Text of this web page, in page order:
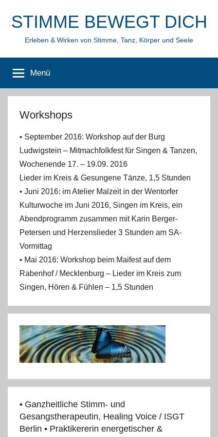
InhaltSTIMME BEWEGT DICH
Erleben & Wirken von Stimme, Tanz, Körper und Seele
Menü
Workshops
• September 2016: Workshop auf der Burg
Ludwigstein – Mitmachfolkfest für Singen & Tanzen,
Wochenende 17. – 19.09. 2016
Lieder im Kreis & Gesungene Tänze, 1,5 Stunden
• Juni 2016: im Atelier Malzeit in der Wentorfer
Kulturwoche im Juni 2016, Singen im Kreis, ein
Abendprogramm zusammen mit Karin Berger-
Petersen und Herzenslieder 3 Stunden am SA-
Vormittag
• Mai 2016: Workshop beim Maifest auf dem
Rabenhof / Mecklenburg – Lieder im Kreis zum
Singen, Hören & Fühlen – 1,5 Stunden
• Ganzheitliche Stimm- und
Gesangstherapeutin, Healing Voice / ISGT
Berlin • Praktikererin energetischer &